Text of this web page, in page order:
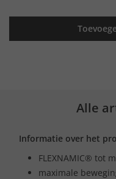
Alle
Informatie over het
FLEXNAMIC® tot
maximale